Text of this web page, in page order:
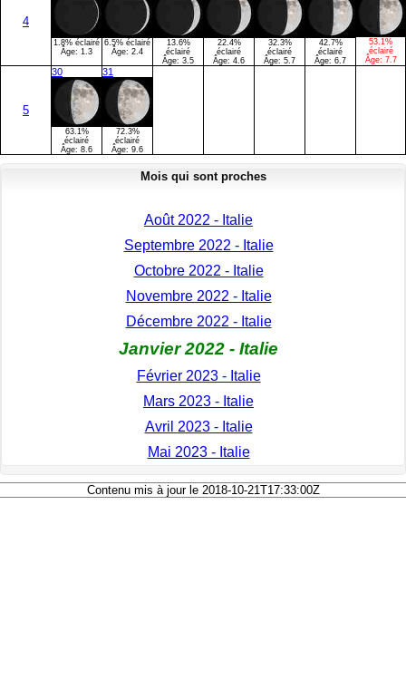
4
1.8% éclairé
Âge: 1.3
6.5% éclairé
Âge: 2.4
13.6%
éclairé
Âge: 3.5
22.4%
éclairé
Âge: 4.6
32.3%
éclairé
Âge: 5.7
42.7%
éclairé
Âge: 6.7
53.1%
éclairé
Âge: 7.7
5
30
63.1%
éclairé
Âge: 8.6
31
72.3%
éclairé
Âge: 9.6
Mois qui sont proches
Août 2022 - Italie
Septembre 2022 - Italie
Octobre 2022 - Italie
Novembre 2022 - Italie
Décembre 2022 - Italie
Janvier 2022 - Italie
Février 2023 - Italie
Mars 2023 - Italie
Avril 2023 - Italie
Mai 2023 - Italie
Contenu mis à jour le 2018-10-21T17:33:00Z